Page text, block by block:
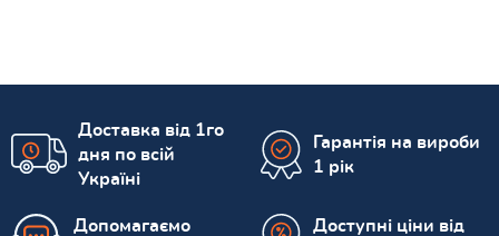
Доставка від 1го
дня по всій
Україні
Гарантія на вироби
1 рік
Допомагаємо
Доступні ціни від